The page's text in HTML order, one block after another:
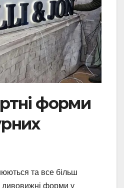
форми
та все більш
дивовижні форми у